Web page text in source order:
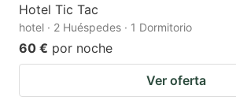
Hotel Tic Tac
hotel · 2 Huéspedes · 1 Dormitorio
60 € por noche
Ver oferta